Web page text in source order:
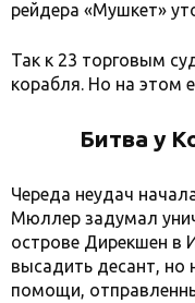
рейдера «Мушкет»
Так к 23 торговым
корабля. Но на этом
Битва у
Череда неудач
Мюллер задумал
острове Дирекшен в
высадить десант, но
помощи,